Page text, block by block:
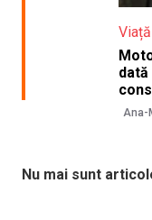
Viață
dată
Ana-
Nu mai sunt